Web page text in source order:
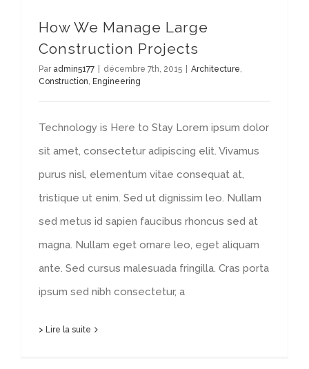
How We Manage Large
Construction Projects
Par admin5177 décembre 7th, 2015 Architecture
Construction Engineering
Technology is Here to Stay Lorem ipsum dolor
sit amet, consectetur adipiscing elit. Vivamus
purus nisl, elementum vitae consequat at,
tristique ut enim. Sed ut dignissim leo. Nullam
sed metus id sapien faucibus rhoncus sed at
magna. Nullam eget ornare leo, eget aliquam
ante. Sed cursus malesuada fringilla. Cras porta
ipsum sed nibh consectetur, a
> Lire la suite